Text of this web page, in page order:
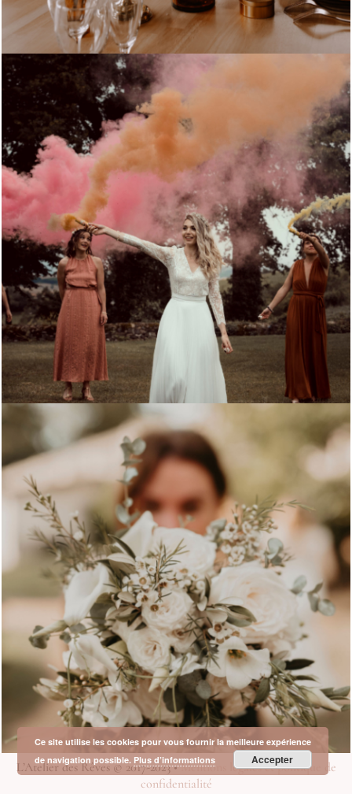
L’Atelier des Rêves © 2017-2023 •Mentions légales et politique de
confidentialité
Ce site utilise les cookies pour vous fournir la meilleure expérience
de navigation possible. Plus d’informations Accepter